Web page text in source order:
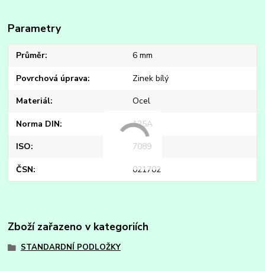
Parametry
Průměr 6 mm
Povrchová úprava Zinek bílý
Materiál Ocel
Norma DIN 125A
ISO 7089
ČSN 021702
Zboží zařazeno v kategoriích
STANDARDNÍ PODLOŽKY